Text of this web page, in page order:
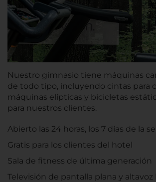
Nuestro gimnasio tiene máquinas
de todo tipo, incluyendo cintas para
máquinas elípticas y bicicletas
para nuestros clientes.
Abierto las 24 horas, los 7 días de la
Gratis para los clientes del hotel
Sala de fitness de última generación
Televisión de pantalla plana y